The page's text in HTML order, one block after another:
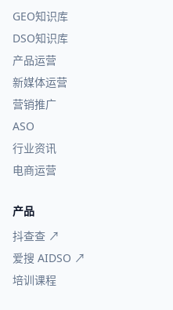
GEO知识库
DSO知识库
产品运营
新媒体运营
营销推广
ASO
行业资讯
电商运营
产品
抖查查 ↗
爱搜 AIDSO ↗
培训课程